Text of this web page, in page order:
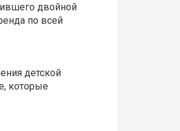
двойной
по всей
детской
которые